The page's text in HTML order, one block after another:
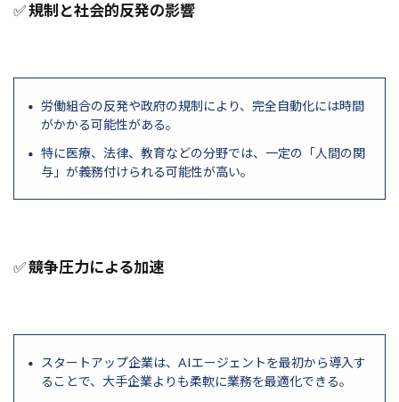
✅規制と社会的反発の影響
労働組合の反発や政府の規制により、完全自動化には時間
がかかる可能性がある。
特に医療、法律、教育などの分野では、一定の「人間の関
与」が義務付けられる可能性が高い。
✅競争圧力による加速
スタートアップ企業は、AIエージェントを最初から導入す
ることで、大手企業よりも柔軟に業務を最適化できる。